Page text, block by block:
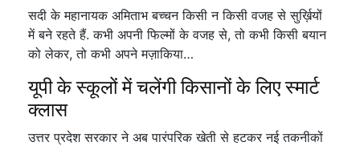
सदी के महानायक अमिताभ बच्चन किसी न किसी वजह से सुर्ख़ियों
में बने रहते हैं. कभी अपनी फिल्मों के वजह से, तो कभी किसी बयान
को लेकर, तो कभी अपने मज़ाकिया…
यूपी के स्कूलों में चलेंगी किसानों के लिए स्मार्ट
क्लास
उत्तर प्रदेश सरकार ने अब पारंपरिक खेती से हटकर नई तकनीकों